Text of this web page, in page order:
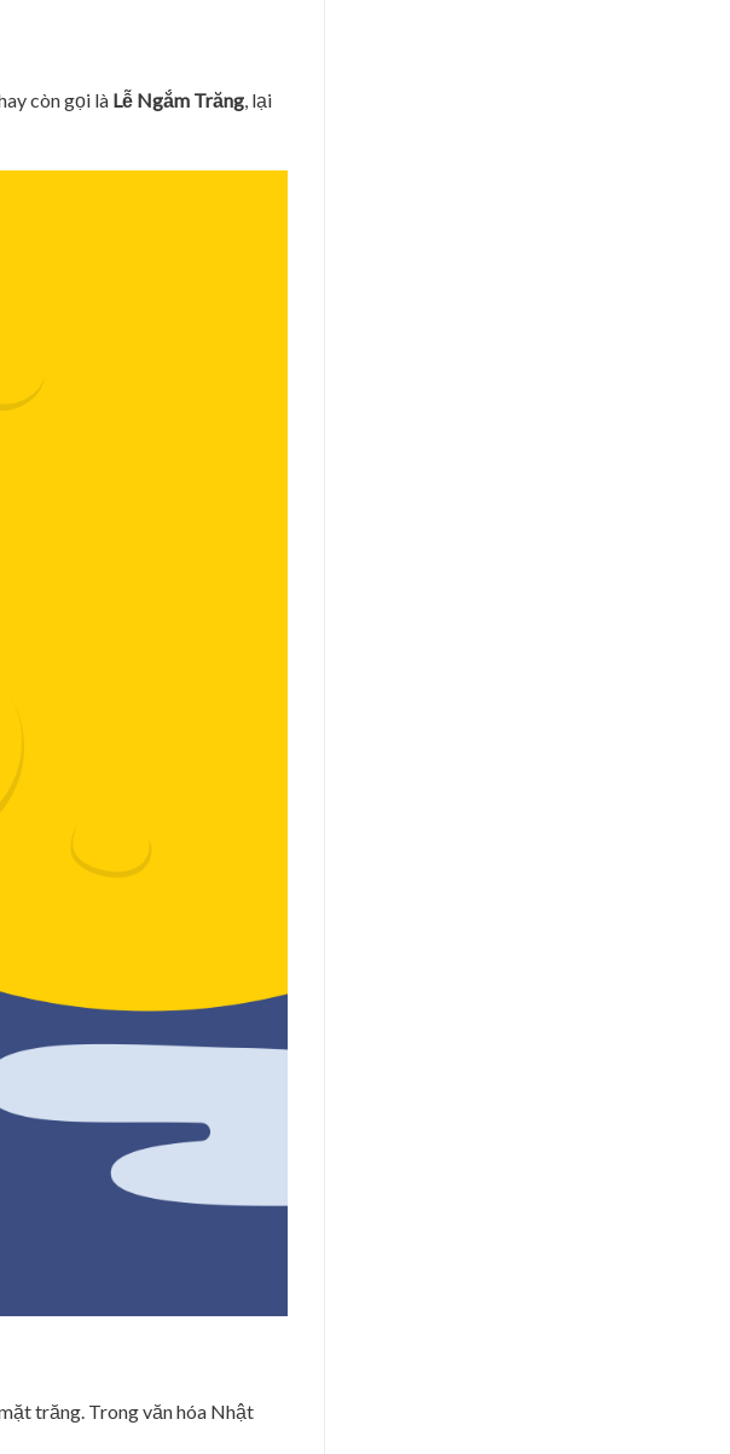
còn gọi là Lễ Ngắm Trăng, lại
trăng. Trong văn hóa Nhật